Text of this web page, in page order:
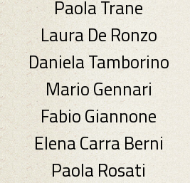
Paola Trane
Laura De Ronzo
Daniela Tamborino
Mario Gennari
Fabio Giannone
Elena Carra Berni
Paola Rosati